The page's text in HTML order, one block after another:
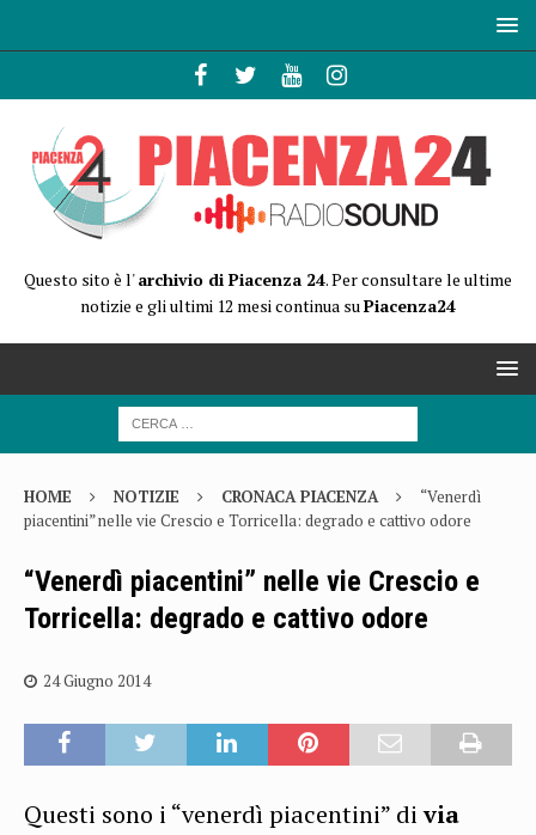
Questo sito è l'archivio di Piacenza 24. Per consultare le ultime
notizie e gli ultimi 12 mesi continua suPiacenza24
HOME NOTIZIE CRONACA PIACENZA
“Venerdì
piacentini” nelle vie Crescio e Torricella: degrado e cattivo odore
“Venerdì piacentini” nelle vie Crescio e
Torricella: degrado e cattivo odore
24 Giugno 2014
Questi sono i “venerdì piacentini” divia